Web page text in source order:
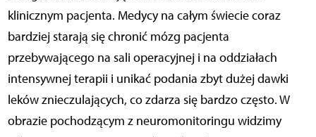
klinicznym pacjenta. Medycy na całym świecie coraz
bardziej starają się chronić mózg pacjenta
przebywającego na sali operacyjnej i na oddziałach
intensywnej terapii i unikać podania zbyt dużej dawki
leków znieczulających, co zdarza się bardzo często. W
obrazie pochodzącym z neuromonitoringu widzimy